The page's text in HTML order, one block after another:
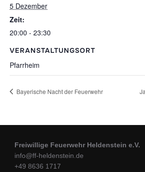
5 Dezember
Zeit:
20:00 - 23:30
VERANSTALTUNGSORT
Pfarrheim
Bayerische Nacht der Feuerwehr
Freiwillige Feuerwehr Heldenstein e.V.
info@ff-heldenstein.de
+49 8636 1717